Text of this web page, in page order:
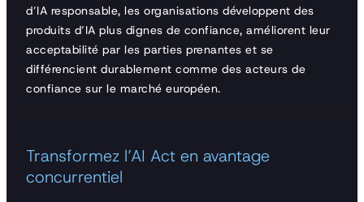
d’IA responsable, les organisations développent des
produits d’IA plus dignes de confiance, améliorent leur
acceptabilité par les parties prenantes et se
différencient durablement comme des acteurs de
confiance sur le marché européen.
Transformez l’AI Act en avantage
concurrentiel